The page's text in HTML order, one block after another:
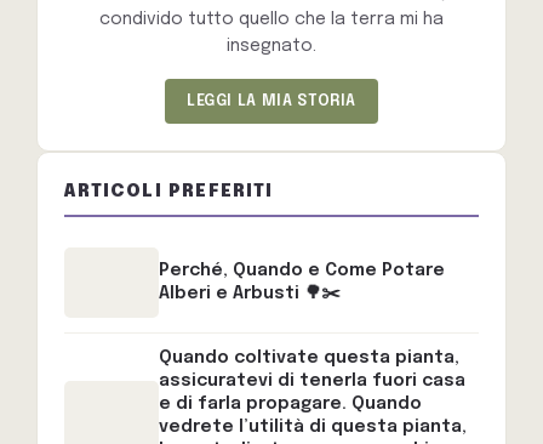
condivido tutto quello che la terra mi ha
insegnato.
LEGGI LA MIA STORIA
ARTICOLI PREFERITI
Perché, Quando e Come Potare
Alberi e Arbusti 🌳✂️
Quando coltivate questa pianta,
assicuratevi di tenerla fuori casa
e di farla propagare. Quando
vedrete l’utilità di questa pianta,